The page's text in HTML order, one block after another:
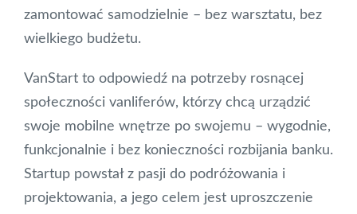
zamontować samodzielnie – bez warsztatu, bez
wielkiego budżetu.
VanStart to odpowiedź na potrzeby rosnącej
społeczności vanliferów, którzy chcą urządzić
swoje mobilne wnętrze po swojemu – wygodnie,
funkcjonalnie i bez konieczności rozbijania banku.
Startup powstał z pasji do podróżowania i
projektowania, a jego celem jest uproszczenie